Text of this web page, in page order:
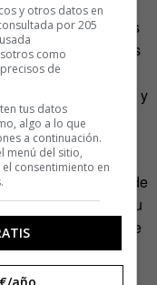
a los perfiles
que secunde sus
Pulsea principios
para móviles que
en todo el mundo, y
app.
queprepara el
será un lector de
FlipBoard, que a su
tras el cierre de
y otros datos en
por 205
como
de
tus datos
algo a lo que
a continuación.
menú del sitio,
consentimiento en